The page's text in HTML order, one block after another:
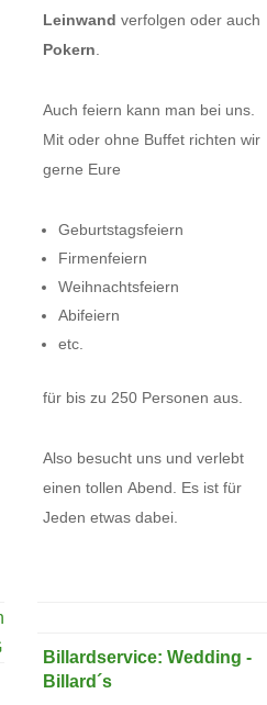
Leinwand verfolgen oder auch
Pokern
Auch feiern kann man bei uns.
Mit oder ohne Buffet richten wir
gerne Eure
Geburtstagsfeiern
Firmenfeiern
Weihnachtsfeiern
Abifeiern
etc.
für bis zu 250 Personen aus.
Also besucht uns und verlebt
einen tollen Abend. Es ist für
Jeden etwas dabei.
Billardservice: Wedding -
Billard´s